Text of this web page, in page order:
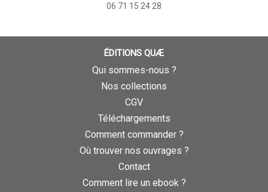
06 71 15 24 28
ÉDITIONS QUÆ
Qui sommes-nous ?
Nos collections
CGV
Téléchargements
Comment commander ?
Où trouver nos ouvrages ?
Contact
Comment lire un ebook ?